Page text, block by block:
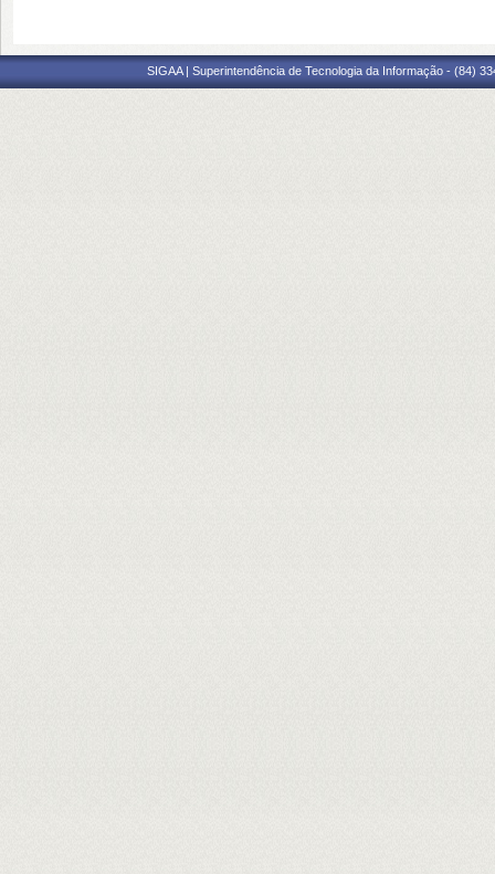
SIGAA | Superintendência de Tecnologia da Informação - (84)